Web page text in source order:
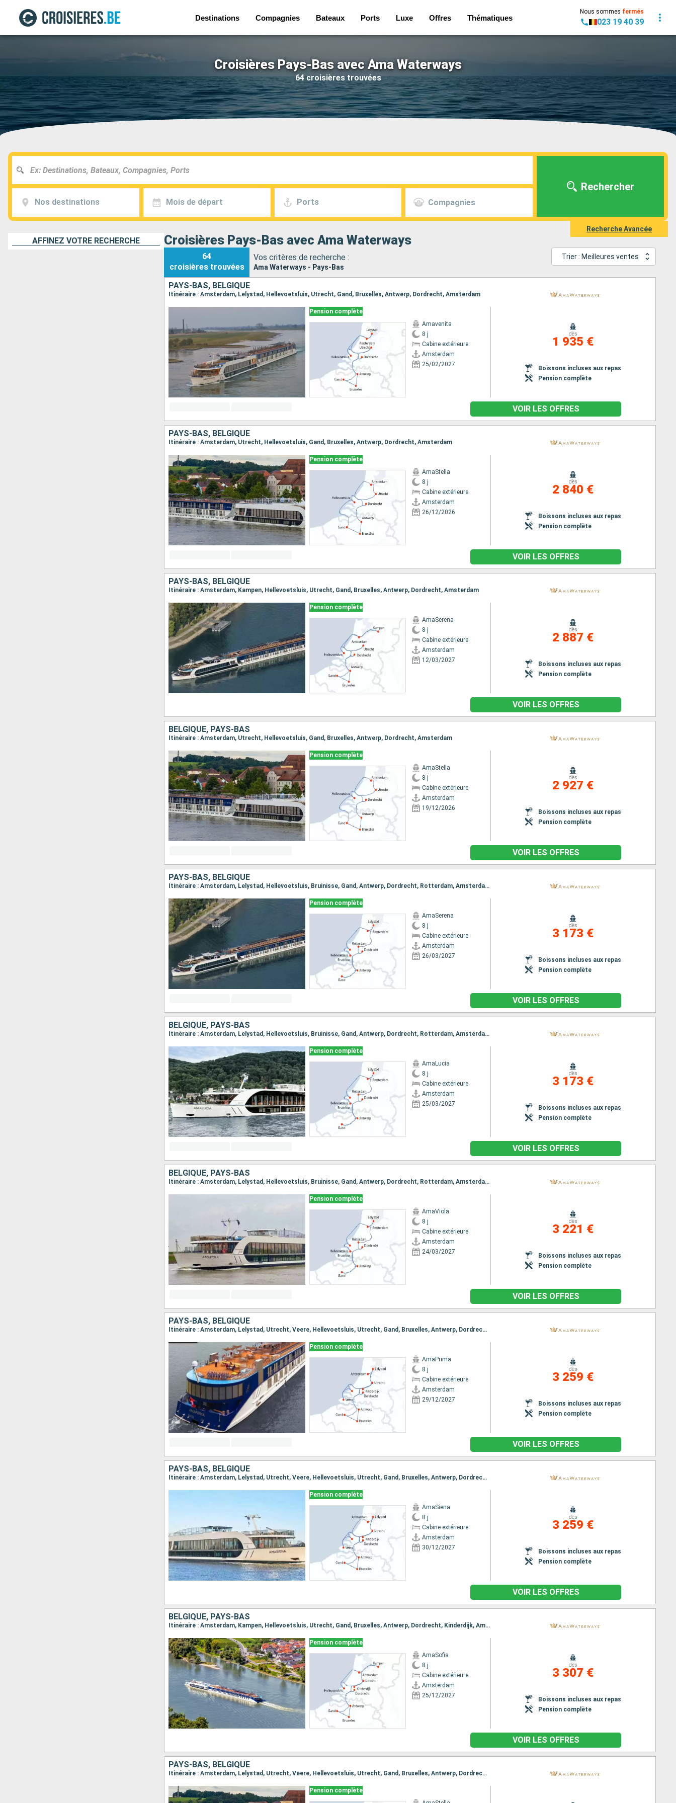
Destinations Compagnies Bateaux Ports Luxe Offres Thématiques
Nous sommes fermés
023 19 40 39
Croisières Pays-Bas avec Ama Waterways
64 croisières trouvées
Nos destinations Mois de départ Ports Compagnies
Rechercher
Recherche Avancée
AFFINEZ VOTRE RECHERCHE Croisières Pays-Bas avec Ama Waterways
64
croisières trouvées
Vos critères de recherche :
Ama Waterways - Pays-Bas
Trier : Meilleures ventes
PAYS-BAS, BELGIQUE
Itinéraire : Amsterdam, Lelystad, Hellevoetsluis, Utrecht, Gand, Bruxelles, Antwerp, Dordrecht, Amsterdam
Pension complète
Amavenita
8 j
Cabine extérieure
Amsterdam
25/02/2027
dès
1 935 €
Boissons incluses aux repas
Pension complète
VOIR LES OFFRES
PAYS-BAS, BELGIQUE
Itinéraire : Amsterdam, Utrecht, Hellevoetsluis, Gand, Bruxelles, Antwerp, Dordrecht, Amsterdam
Pension complète
AmaStella
8 j
Cabine extérieure
Amsterdam
26/12/2026
dès
2 840 €
Boissons incluses aux repas
Pension complète
VOIR LES OFFRES
PAYS-BAS, BELGIQUE
Itinéraire : Amsterdam, Kampen, Hellevoetsluis, Utrecht, Gand, Bruxelles, Antwerp, Dordrecht, Amsterdam
Pension complète
AmaSerena
8 j
Cabine extérieure
Amsterdam
12/03/2027
dès
2 887 €
Boissons incluses aux repas
Pension complète
VOIR LES OFFRES
BELGIQUE, PAYS-BAS
Itinéraire : Amsterdam, Utrecht, Hellevoetsluis, Gand, Bruxelles, Antwerp, Dordrecht, Amsterdam
Pension complète
AmaStella
8 j
Cabine extérieure
Amsterdam
19/12/2026
dès
2 927 €
Boissons incluses aux repas
Pension complète
VOIR LES OFFRES
PAYS-BAS, BELGIQUE
Itinéraire : Amsterdam, Lelystad, Hellevoetsluis, Bruinisse, Gand, Antwerp, Dordrecht, Rotterdam, Amsterdam
Pension complète
AmaSerena
8 j
Cabine extérieure
Amsterdam
26/03/2027
dès
3 173 €
Boissons incluses aux repas
Pension complète
VOIR LES OFFRES
BELGIQUE, PAYS-BAS
Itinéraire : Amsterdam, Lelystad, Hellevoetsluis, Bruinisse, Gand, Antwerp, Dordrecht, Rotterdam, Amsterdam
Pension complète
AmaLucia
8 j
Cabine extérieure
Amsterdam
25/03/2027
dès
3 173 €
Boissons incluses aux repas
Pension complète
VOIR LES OFFRES
BELGIQUE, PAYS-BAS
Itinéraire : Amsterdam, Lelystad, Hellevoetsluis, Bruinisse, Gand, Antwerp, Dordrecht, Rotterdam, Amsterdam
Pension complète
AmaViola
8 j
Cabine extérieure
Amsterdam
24/03/2027
dès
3 221 €
Boissons incluses aux repas
Pension complète
VOIR LES OFFRES
PAYS-BAS, BELGIQUE
Itinéraire : Amsterdam, Lelystad, Utrecht, Veere, Hellevoetsluis, Utrecht, Gand, Bruxelles, Antwerp, Dordrecht, Kinderdijk, Amsterdam
Pension complète
AmaPrima
8 j
Cabine extérieure
Amsterdam
29/12/2027
dès
3 259 €
Boissons incluses aux repas
Pension complète
VOIR LES OFFRES
PAYS-BAS, BELGIQUE
Itinéraire : Amsterdam, Lelystad, Utrecht, Veere, Hellevoetsluis, Utrecht, Gand, Bruxelles, Antwerp, Dordrecht, Kinderdijk, Dordrecht, Amsterdam
Pension complète
AmaSiena
8 j
Cabine extérieure
Amsterdam
30/12/2027
dès
3 259 €
Boissons incluses aux repas
Pension complète
VOIR LES OFFRES
BELGIQUE, PAYS-BAS
Itinéraire : Amsterdam, Kampen, Hellevoetsluis, Utrecht, Gand, Bruxelles, Antwerp, Dordrecht, Kinderdijk, Amsterdam
Pension complète
AmaSofia
8 j
Cabine extérieure
Amsterdam
25/12/2027
dès
3 307 €
Boissons incluses aux repas
Pension complète
VOIR LES OFFRES
PAYS-BAS, BELGIQUE
Itinéraire : Amsterdam, Lelystad, Utrecht, Veere, Hellevoetsluis, Utrecht, Gand, Bruxelles, Antwerp, Dordrecht, Kinderdijk, Dordrecht, Amsterdam
Pension complète